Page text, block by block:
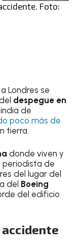
Foto:
Londres se
despegue en
de
poco más de
tierra.
donde viven y
periodista de
del lugar del
del Boeing
del edificio